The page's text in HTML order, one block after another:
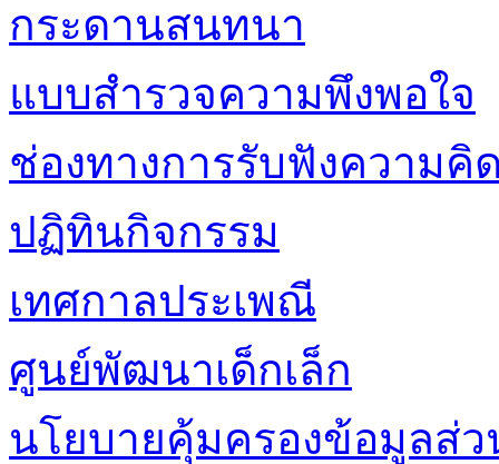
กระดานสนทนา
แบบสำรวจความพึงพอใจ
ช่องทางการรับฟังความคิ
ปฏิทินกิจกรรม
เทศกาลประเพณี
ศูนย์พัฒนาเด็กเล็ก
นโยบายคุ้มครองข้อมูลส่